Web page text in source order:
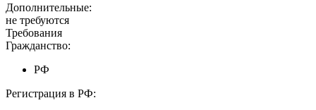
Дополнительные:
не требуются
Требования
Гражданство:
РФ
Регистрация в РФ: